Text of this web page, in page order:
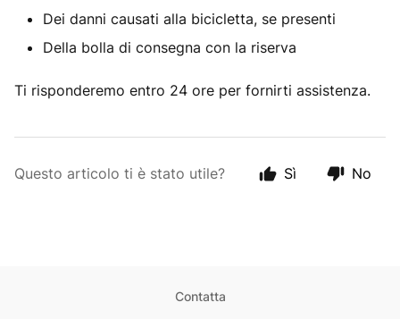
Dei danni causati alla bicicletta, se presenti
Della bolla di consegna con la riserva
Ti risponderemo entro 24 ore per fornirti assistenza.
Questo articolo ti è stato utile? Sì No
Contatta